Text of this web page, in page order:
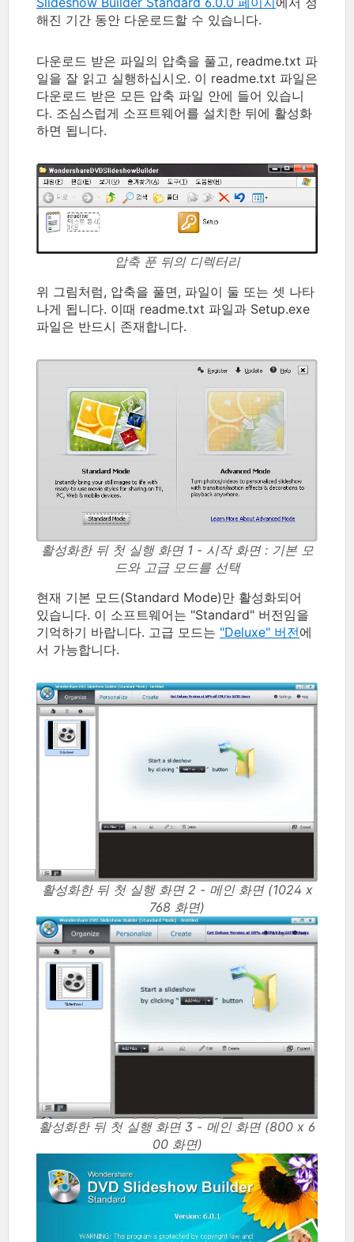
해진 기간 동안 다운로드할 수 있습니다.
다운로드 받은 파일의 압축을 풀고, readme.txt 파
일을 잘 읽고 실행하십시오. 이 readme.txt 파일은
다운로드 받은 모든 압축 파일 안에 들어 있습니
다. 조심스럽게 소프트웨어를 설치한 뒤에 활성화
하면 됩니다.
압축 푼 뒤의 디렉터리
위 그림처럼, 압축을 풀면, 파일이 둘 또는 셋 나타
나게 됩니다. 이때 readme.txt 파일과 Setup.exe
파일은 반드시 존재합니다.
활성화한 뒤 첫 실행 화면 1 - 시작 화면 : 기본 모
드와 고급 모드를 선택
현재 기본 모드(Standard Mode)만 활성화되어
있습니다. 이 소프트웨어는 "Standard" 버전임을
기억하기 바랍니다. 고급 모드는 "Deluxe" 버전에
서 가능합니다.
활성화한 뒤 첫 실행 화면 2 - 메인 화면 (1024 x
768 화면)
활성화한 뒤 첫 실행 화면 3 - 메인 화면 (800 x 6
00 화면)